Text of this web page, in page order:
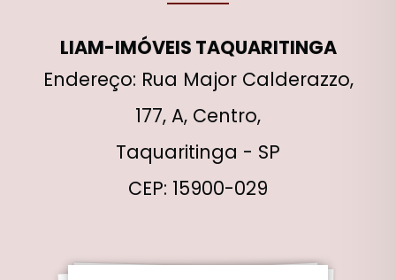
LIAM-IMÓVEIS TAQUARITINGA
Endereço: Rua Major Calderazzo,
177, A, Centro,
Taquaritinga - SP
CEP: 15900-029